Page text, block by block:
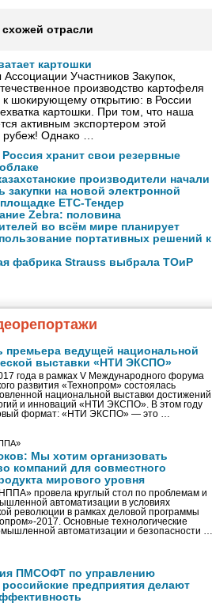
отрасли
картошки
Участников Закупок,
производство картофеля
шокирующему открытию: в России
картошки. При том, что наша
активным экспортером этой
рубеж! Однако …
Россия хранит свои резервные
производители начали
закупки на новой электронной
ЕТС-Тендер
Zebra: половина
во всём мире планирует
портативных решений к
фабрика Strauss выбрала ТОиР
премьера ведущей национальной
выставки «НТИ ЭКСПО»
года в рамках V Международного форума
развития «Технопром» состоялась
национальной выставки достижений
и инноваций «НТИ ЭКСПО». В этом году
формат: «НТИ ЭКСПО» — это …
Мы хотим организовать
компаний для совместного
мирового уровня
провела круглый стол по проблемам и
автоматизации в условиях
революции в рамках деловой программы
2017. Основные технологические
автоматизации и безопасности …
ПМСОФТ по управлению
российские предприятия делают